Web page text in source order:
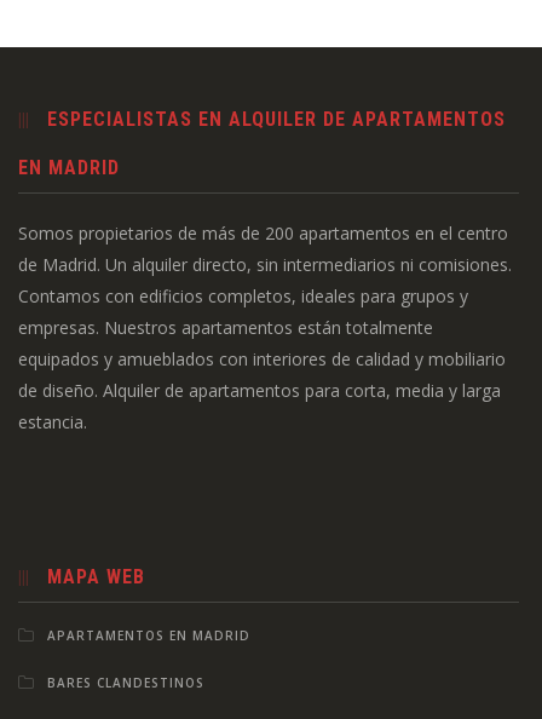
ESPECIALISTAS EN ALQUILER DE APARTAMENTOS
EN MADRID
Somos propietarios de más de 200 apartamentos en el centro
de Madrid. Un alquiler directo, sin intermediarios ni comisiones.
Contamos con edificios completos, ideales para grupos y
empresas. Nuestros apartamentos están totalmente
equipados y amueblados con interiores de calidad y mobiliario
de diseño. Alquiler de apartamentos para corta, media y larga
estancia.
MAPA WEB
APARTAMENTOS EN MADRID
BARES CLANDESTINOS